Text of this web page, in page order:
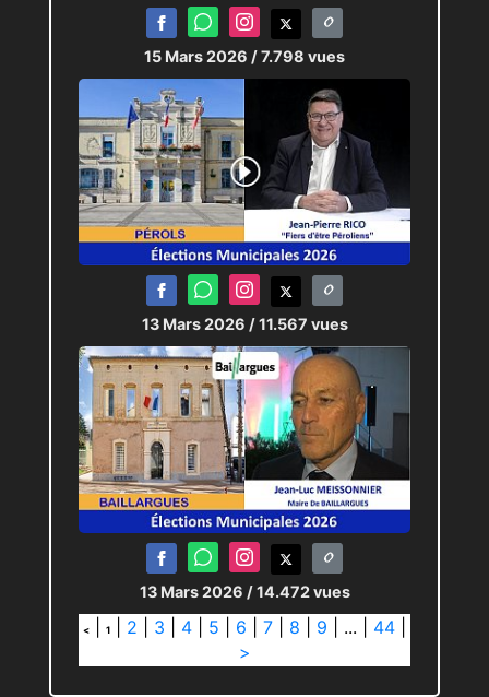
15 Mars 2026 / 7.798 vues
13 Mars 2026 / 11.567 vues
13 Mars 2026 / 14.472 vues
< 1 2 3 4 5 6 7 8 9 ... 44
>